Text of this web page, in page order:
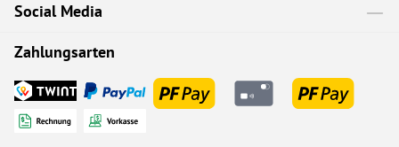
Social Media
Zahlungsarten